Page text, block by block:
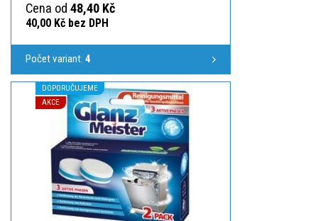
Cena od 48,40 Kč
40,00 Kč bez DPH
Počet variant: 4
DOPORUČUJEME
AKCE